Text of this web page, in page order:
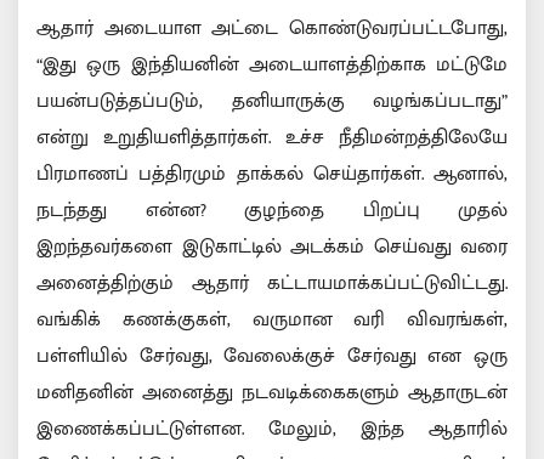
ஆதார் அடையாள அட்டை கொண்டுவரப்பட்டபோது,
“இது ஒரு இந்தியனின் அடையாளத்திற்காக மட்டுமே
பயன்படுத்தப்படும், தனியாருக்கு வழங்கப்படாது”
என்று உறுதியளித்தார்கள். உச்ச நீதிமன்றத்திலேயே
பிரமாணப் பத்திரமும் தாக்கல் செய்தார்கள். ஆனால்,
நடந்தது என்ன? குழந்தை பிறப்பு முதல்
இறந்தவர்களை இடுகாட்டில் அடக்கம் செய்வது வரை
அனைத்திற்கும் ஆதார் கட்டாயமாக்கப்பட்டுவிட்டது.
வங்கிக் கணக்குகள், வருமான வரி விவரங்கள்,
பள்ளியில் சேர்வது, வேலைக்குச் சேர்வது என ஒரு
மனிதனின் அனைத்து நடவடிக்கைகளும் ஆதாருடன்
இணைக்கப்பட்டுள்ளன. மேலும், இந்த ஆதாரில்